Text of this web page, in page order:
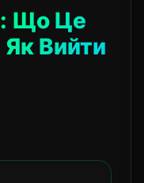
Що Це
Як Вийти